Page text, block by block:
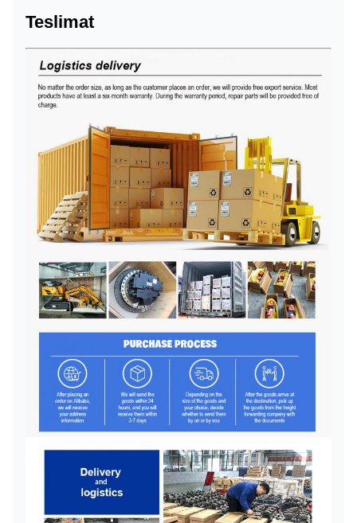
Teslimat